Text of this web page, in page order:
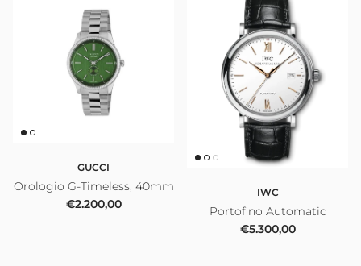
GUCCI
Orologio G-Timeless, 40mm
Prezzo normale
€2.200,00
IWC
Portofino Automatic
Prezzo normale
€5.300,00